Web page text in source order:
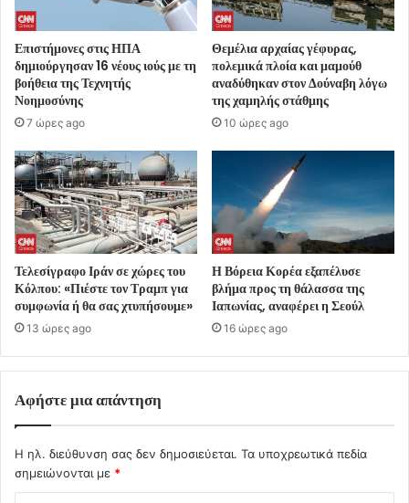
Επιστήμονες στις ΗΠΑ
δημιούργησαν 16 νέους ιούς με τη
βοήθεια της Τεχνητής
Νοημοσύνης
7 ώρες ago
Θεμέλια αρχαίας γέφυρας,
πολεμικά πλοία και μαμούθ
αναδύθηκαν στον Δούναβη λόγω
της χαμηλής στάθμης
10 ώρες ago
Τελεσίγραφο Ιράν σε χώρες του
Κόλπου: «Πιέστε τον Τραμπ για
συμφωνία ή θα σας χτυπήσουμε»
13 ώρες ago
Η Βόρεια Κορέα εξαπέλυσε
βλήμα προς τη θάλασσα της
Ιαπωνίας, αναφέρει η Σεούλ
16 ώρες ago
Αφήστε μια απάντηση
Η ηλ. διεύθυνση σας δεν δημοσιεύεται. Τα υποχρεωτικά πεδία
σημειώνονται με *